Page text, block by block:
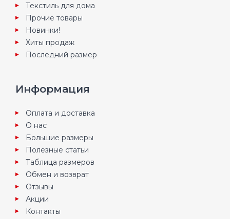
Текстиль для дома
Прочие товары
Новинки!
Хиты продаж
Последний размер
Информация
Оплата и доставка
О нас
Большие размеры
Полезные статьи
Таблица размеров
Обмен и возврат
Отзывы
Акции
Контакты